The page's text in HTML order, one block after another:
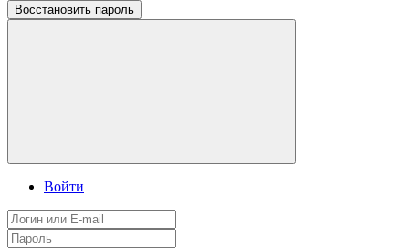
Восстановить пароль
Войти